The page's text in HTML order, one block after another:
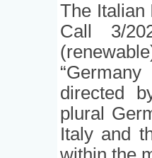
The Italian
Call 3/
directed
plural
Italy and